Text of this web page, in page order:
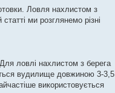
Ловля нахлистом з
ми розглянемо різні
ловлі нахлистом з берега
вудилище довжиною 3-3,5
використовується